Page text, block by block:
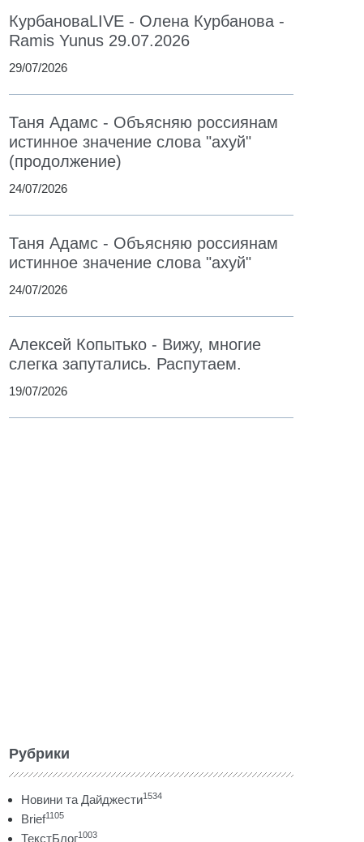
КурбановаLIVE - Олена Курбанова -
Ramis Yunus 29.07.2026
29/07/2026
Таня Адамс - Объясняю россиянам
истинное значение слова "ахуй"
(продолжение)
24/07/2026
Таня Адамс - Объясняю россиянам
истинное значение слова "ахуй"
24/07/2026
Алексей Копытько - Вижу, многие
слегка запутались. Распутаем.
19/07/2026
Рубрики
Новини та Дайджести1534
Brief1105
ТекстБлог1003